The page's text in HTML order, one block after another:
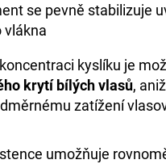
se pevně stabilizuje
vlákna
kyslíku je
krytí bílých vlasů,
zatížení
umožňuje